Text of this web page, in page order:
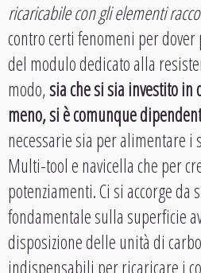
ricaricabile con gli elementi
contro certi fenomeni per
del modulo dedicato alla
modo,sia che si sia investito
meno, si è comunque
necessarie sia per alimentare i
Multi-tool e navicella che per
potenziamenti. Ci si accorge da
fondamentale sulla superficie
disposizione delle unità di
indispensabili per ricaricare i